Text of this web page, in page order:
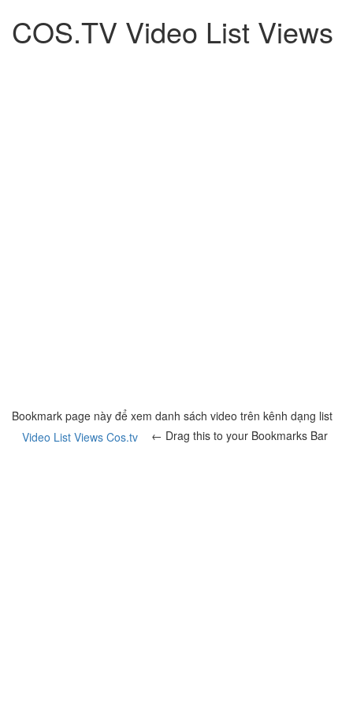
COS.TV Video List Views
Bookmark page này để xem danh sách video trên kênh dạng list
Video List Views Cos.tv
← Drag this to your Bookmarks Bar